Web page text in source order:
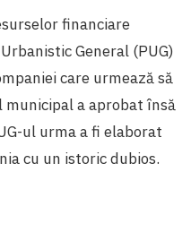
financiare
General (PUG)
care urmează să
municipal a aprobat însă
ul urma a fi elaborat
cu un istoric dubios.